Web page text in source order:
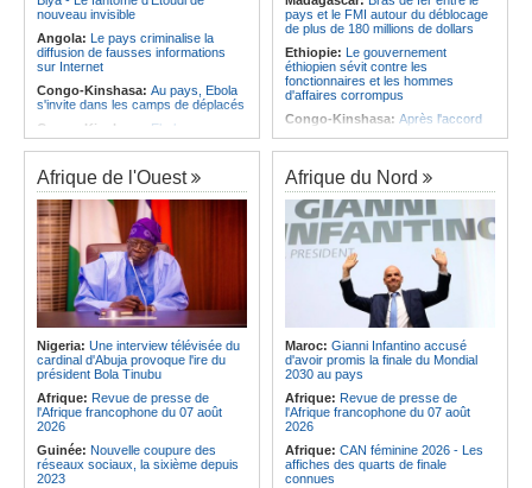
nouveau invisible
Angola: Le pays criminalise la
diffusion de fausses informations
sur Internet
Congo-Kinshasa: Au pays, Ebola
s'invite dans les camps de déplacés
Congo-Kinshasa: Ebola au pays -
Africa CDC mise sur les
communautés
Afrique Centrale:L'explosion de la
demande de viande de brousse
extermine la faune sauvage
Congo-Kinshasa:Après l'accord
avec une branche des FDLR, les
zones d'ombre persistent
Centrafrique: Un gendarme détenu
par le groupe armé AAKG retrouve
la liberté
Rome et Kigali discutent
d'une possible externalisation au
pays des procédures d'asile à
destination de l'Italie
pays et le FMI autour du déblocage
de plus de 180 millions de dollars
Ethiopie: Le gouvernement
éthiopien sévit contre les
fonctionnaires et les hommes
d'affaires corrompus
Congo-Kinshasa: Après l'accord
Sud-Soudan: Le pays à la croisée
des chemins, alerte l'ONU
Rwanda: Rome et Kigali discutent
d'une possible externalisation au
pays des procédures d'asile à
destination de l'Italie
Somalie:Le camp de Galkayo
frappé par une violente attaque des
Forces du Puntland
Soudan:La guerre contre les
houthistes du Yémen peut-elle
détourner Riyad du pays ?
Sud-Soudan:
femmes pour accéder aux soins de
santé
Afrique de l'Ouest
Nigeria: Une interview télévisée du
cardinal d'Abuja provoque l'ire du
président Bola Tinubu
Afrique: Revue de presse de
l'Afrique francophone du 07 août
2026
Guinée: Nouvelle coupure des
réseaux sociaux, la sixième depuis
2023
Afrique du Nord
Maroc: Gianni Infantino accusé
d'avoir promis la finale du Mondial
2030 au pays
Afrique: Revue de presse de
l'Afrique francophone du 07 août
2026
Afrique: CAN féminine 2026 - Les
affiches des quarts de finale
connues